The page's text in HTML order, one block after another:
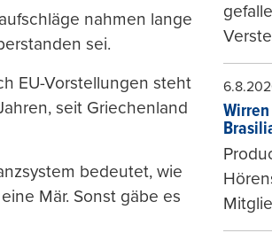
nahmen lange
sei.
EU-Vorstellungen steht
seit Griechenland
bedeutet, wie
Mär. Sonst gäbe es